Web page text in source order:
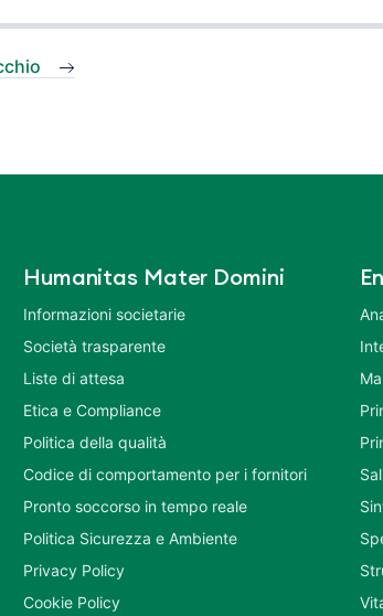
Humanitas Mater Domini
Informazioni societarie
Società trasparente
Liste di attesa
Etica e Compliance
Politica della qualità
Codice di comportamento per i fornitori
Pronto soccorso in tempo reale
Politica Sicurezza e Ambiente
Privacy Policy
Cookie Policy